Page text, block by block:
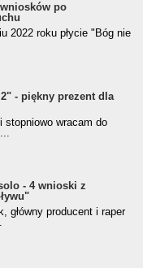
wniosków po
2022 roku płycie "Bóg nie
- piękny prezent dla
stopniowo wracam do
- 4 wnioski z
główny producent i raper